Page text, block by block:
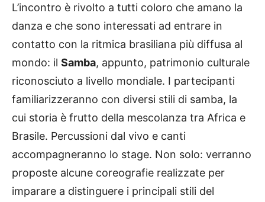
L’incontro è rivolto a tutti coloro che amano la
danza e che sono interessati ad entrare in
contatto con la ritmica brasiliana più diffusa al
mondo: il Samba, appunto, patrimonio culturale
riconosciuto a livello mondiale. I partecipanti
familiarizzeranno con diversi stili di samba, la
cui storia è frutto della mescolanza tra Africa e
Brasile. Percussioni dal vivo e canti
accompagneranno lo stage. Non solo: verranno
proposte alcune coreografie realizzate per
imparare a distinguere i principali stili del